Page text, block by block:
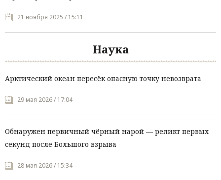
21 ноября 2025 / 15:11
Наука
Арктический океан пересёк опасную точку невозврата
29 мая 2026 / 17:04
Обнаружен первичный чёрный нарой — реликт первых
секунд после Большого взрыва
28 мая 2026 / 15:34